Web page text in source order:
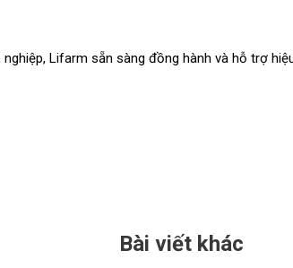
Lifarm sẵn sàng đồng hành và hỗ trợ
Bài viết khác